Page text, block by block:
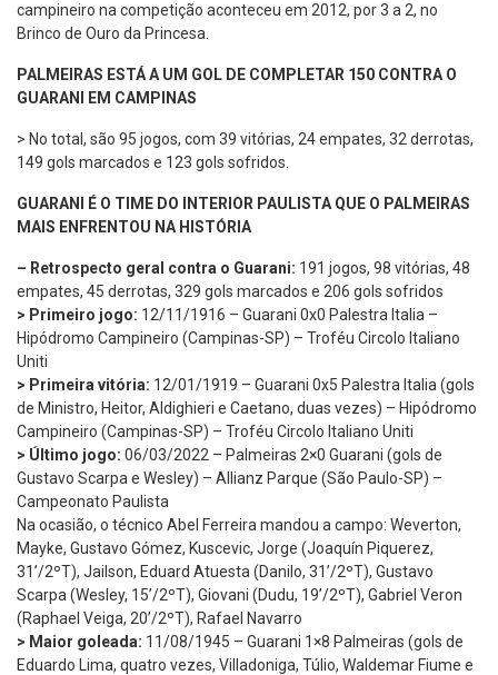
campineiro na competição aconteceu em 2012, por 3 a 2, no
Brinco de Ouro da Princesa.
PALMEIRAS ESTÁ A UM GOL DE COMPLETAR 150 CONTRA O
GUARANI EM CAMPINAS
> No total, são 95 jogos, com 39 vitórias, 24 empates, 32 derrotas,
149 gols marcados e 123 gols sofridos.
GUARANI É O TIME DO INTERIOR PAULISTA QUE O PALMEIRAS
MAIS ENFRENTOU NA HISTÓRIA
– Retrospecto geral contra o Guarani: 191 jogos, 98 vitórias, 48
empates, 45 derrotas, 329 gols marcados e 206 gols sofridos
> Primeiro jogo: 12/11/1916 – Guarani 0x0 Palestra Italia –
Hipódromo Campineiro (Campinas-SP) – Troféu Circolo Italiano
Uniti
> Primeira vitória: 12/01/1919 – Guarani 0x5 Palestra Italia (gols
de Ministro, Heitor, Aldighieri e Caetano, duas vezes) – Hipódromo
Campineiro (Campinas-SP) – Troféu Circolo Italiano Uniti
> Último jogo: 06/03/2022 – Palmeiras 2×0 Guarani (gols de
Gustavo Scarpa e Wesley) – Allianz Parque (São Paulo-SP) –
Campeonato Paulista
Na ocasião, o técnico Abel Ferreira mandou a campo: Weverton,
Mayke, Gustavo Gómez, Kuscevic, Jorge (Joaquín Piquerez,
31’/2ºT), Jailson, Eduard Atuesta (Danilo, 31’/2ºT), Gustavo
Scarpa (Wesley, 15’/2ºT), Giovani (Dudu, 19’/2ºT), Gabriel Veron
(Raphael Veiga, 20’/2ºT), Rafael Navarro
> Maior goleada: 11/08/1945 – Guarani 1×8 Palmeiras (gols de
Eduardo Lima, quatro vezes, Villadoniga, Túlio, Waldemar Fiume e